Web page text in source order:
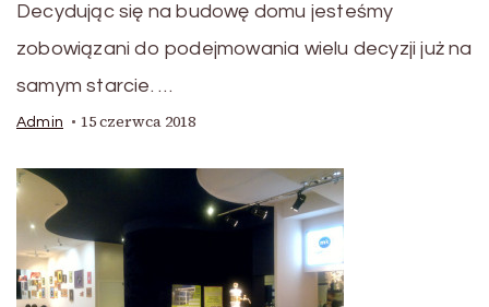
Decydując się na budowę domu jesteśmy
zobowiązani do podejmowania wielu decyzji już na
samym starcie. …
Admin 15 czerwca 2018